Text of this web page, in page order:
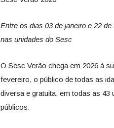
Entre os dias 03 de janeiro e 22
nas unidades do Sesc
O Sesc Verão chega em 2026 à
fevereiro, o público de todas as
diversa e gratuita, em todas as
públicos.